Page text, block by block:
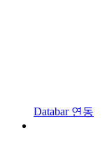
Databar 연동